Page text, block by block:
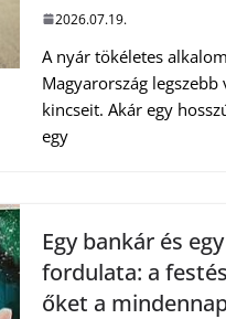
2026.07.19.
A nyár tökéletes
Magyarország
kincseit. Akár egy
egy
Egy bankár és
fordulata: a
őket a